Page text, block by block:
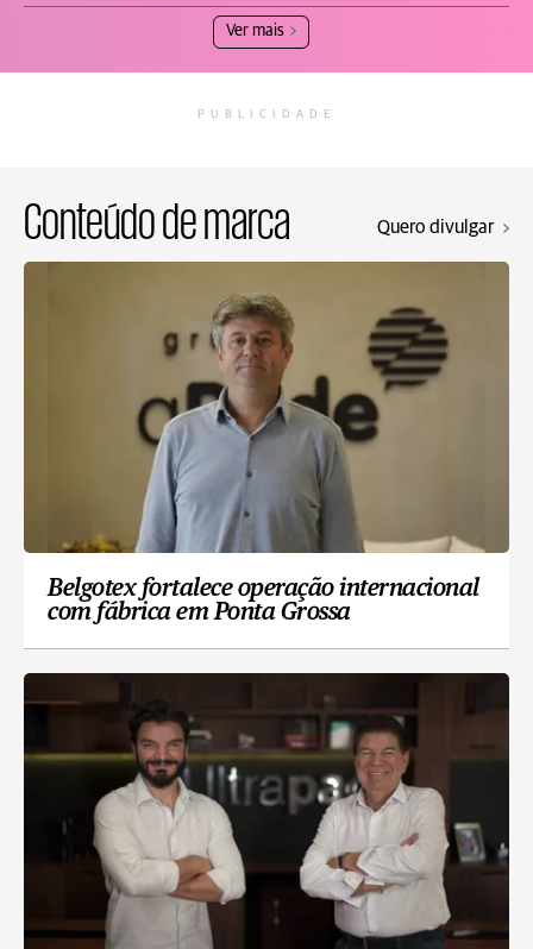
Ver mais
PUBLICIDADE
Conteúdo de marca Quero divulgar
Belgotex fortalece operação internacional
com fábrica em Ponta Grossa